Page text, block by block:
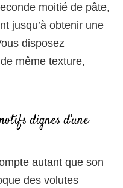
moitié de pâte,
jusqu’à obtenir une
disposez
même texture,
dignes d’une
autant que son
des volutes